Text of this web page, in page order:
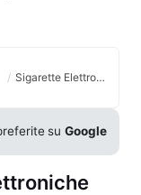
/ Sigarette Elettroniche Monouso Regno Unito Stop dal 1° Giugno Nuove Normative e Impatti
suGoogle